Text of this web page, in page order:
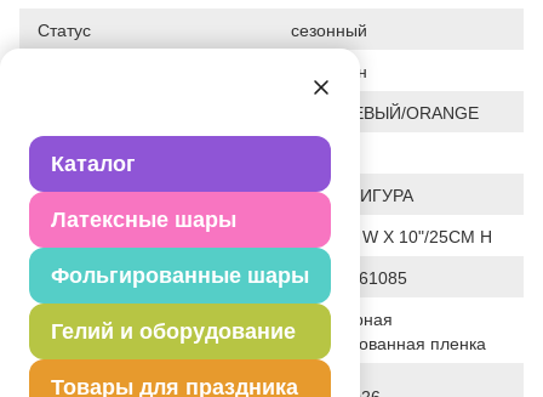
Каталог
Латексные шары
Фольгированные шары
Гелий и оборудование
Товары для праздника
Статус сезонный
Хэллоуин
ОРАНЖЕВЫЙ/ORANGE
Размер
Форма МИНИ ФИГУРА
9"/22CM W X 10"/25CM H
Штрих код 026635461085
Исходный материал
Полимерная
фольгированная пленка
Дата последнего изменения